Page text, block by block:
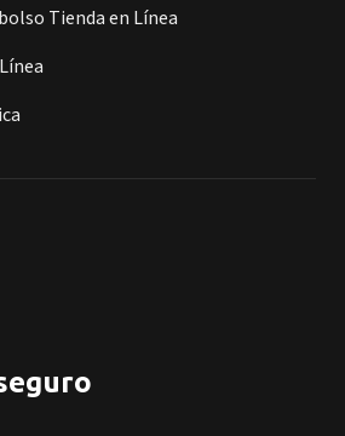
Tienda en Línea